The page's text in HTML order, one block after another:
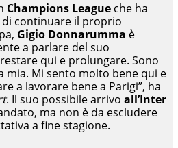
Champions League che ha
di continuare il proprio
Gigio Donnarumma è
a parlare del suo
qui e prolungare. Sono
mia. Mi sento molto bene qui e
a lavorare bene a Parigi”, ha
. Il suo possibile arrivo all’Inter
ma non è da escludere
a fine stagione.